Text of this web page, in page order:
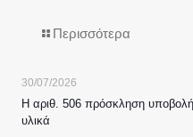
Περισσότερα
30/07/2026
Η αριθ. 506 πρόσκληση
υλικά